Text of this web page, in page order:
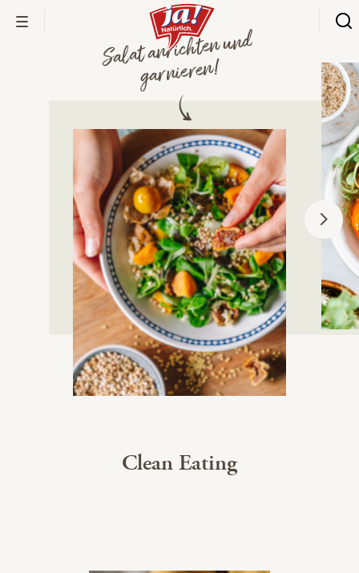
Salat anrichten und
garnieren!
Clean Eating